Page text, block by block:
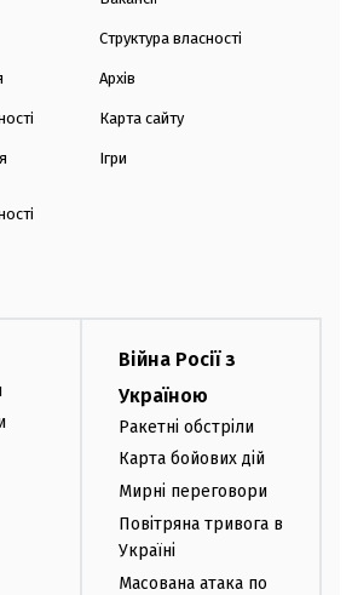
Структура власності
Архів
Карта сайту
Ігри
Війна Росії з
Україною
Ракетні обстріли
Карта бойових дій
Мирні переговори
Повітряна тривога в
Україні
Масована атака по